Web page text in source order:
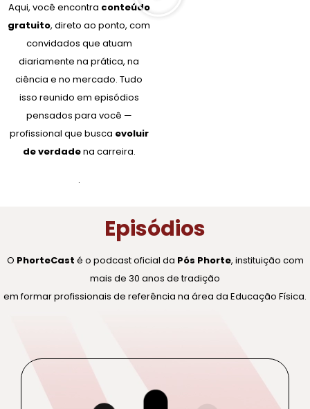
Aqui, você encontra conteúdo
gratuito, direto ao ponto, com
convidados que atuam
diariamente na prática, na
ciência e no mercado. Tudo
isso reunido em episódios
pensados para você —
profissional que busca evoluir
de verdadena carreira.
.
Episódios
O PhorteCast é o podcast oficial da Pós Phorte, instituição com
mais de 30 anos de tradição
em formar profissionais de referência na área da Educação Física.